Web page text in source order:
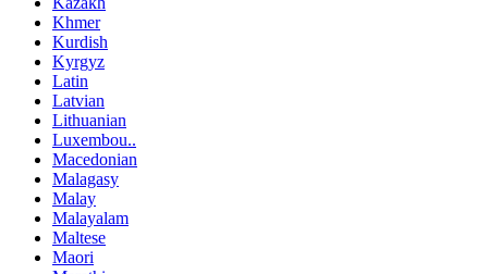
Khmer
Kurdish
Kyrgyz
Latin
Latvian
Lithuanian
Luxembou..
Macedonian
Malagasy
Malay
Malayalam
Maltese
Maori